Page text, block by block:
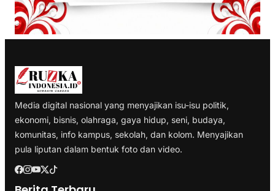
Media digital nasional yang menyajikan isu-isu politik,
ekonomi, bisnis, olahraga, gaya hidup, seni, budaya,
komunitas, info kampus, sekolah, dan kolom. Menyajikan
pula liputan dalam bentuk foto dan video.